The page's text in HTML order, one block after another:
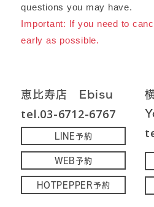
questions you may have.
Important: If you need to
early as possible.
恵比寿店 Ebisu
tel.03-6712-6767
LINE予約
WEB予約
HOTPEPPER予約